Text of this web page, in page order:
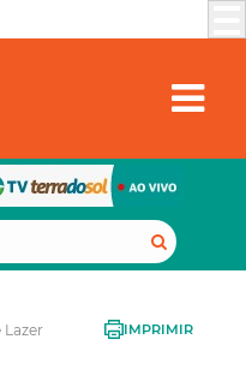
Lazer IMPRIMIR